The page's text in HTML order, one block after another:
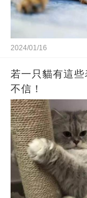
2024/01/16
若一只貓有這
不信！